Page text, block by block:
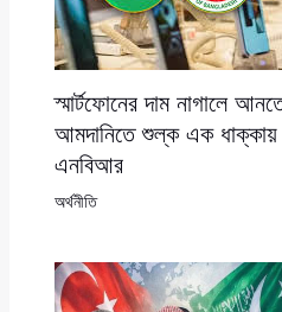
স্মার্টফোনের দাম নাগালে
আমদানিতে শুল্ক এক
এনবিআর
অর্থনীতি